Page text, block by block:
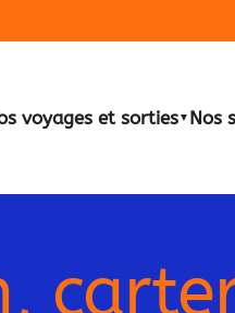
voyages et sorties▼ Nos